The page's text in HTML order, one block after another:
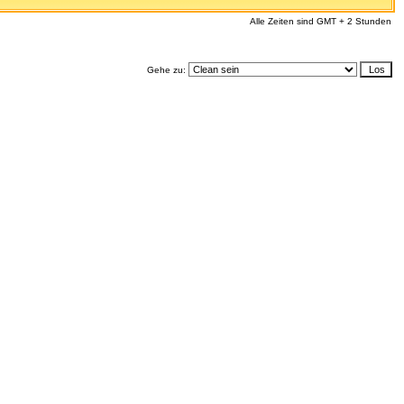
Alle Zeiten sind GMT + 2 Stunden
Gehe zu: